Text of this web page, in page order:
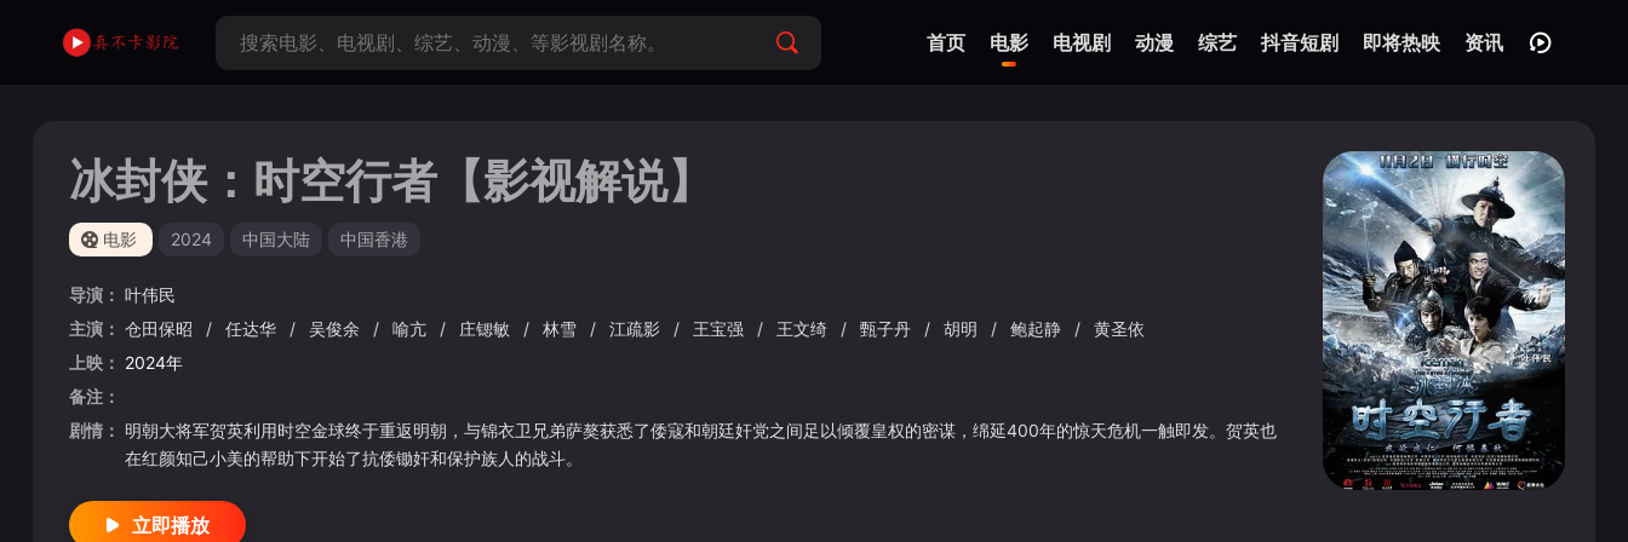
首页 电影 电视剧 动漫 综艺 抖音短剧 即将热映 资讯
冰封侠：时空行者【影视解说】
电影 2024 中国大陆 中国香港
导演： 叶伟民
主演： 仓田保昭 / 任达华 / 吴俊余 / 喻亢 / 庄锶敏 / 林雪 / 江疏影 / 王宝强 / 王文绮 / 甄子丹 / 胡明 / 鲍起静 /
黄圣依
上映： 2024年
备注：
剧情： 明朝大将军贺英利用时空金球终于重返明朝，与锦衣卫兄弟萨獒获悉了倭寇和朝廷奸党之间足以倾覆皇权的密谋，绵延400年的惊天危机一触即发。贺英也
在红颜知己小美的帮助下开始了抗倭锄奸和保护族人的战斗。
立即播放